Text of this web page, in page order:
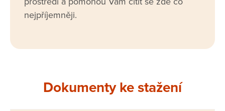
nejpříjemněji.
Dokumenty ke stažení